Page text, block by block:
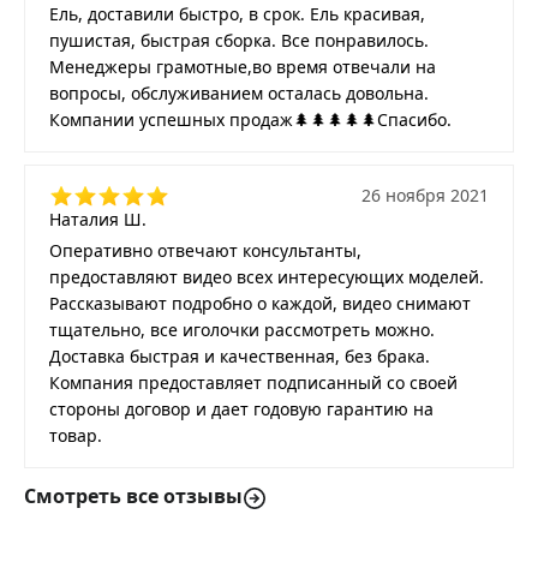
Ель, доставили быстро, в срок. Ель красивая,
пушистая, быстрая сборка. Все понравилось.
Менеджеры грамотные,во время отвечали на
вопросы, обслуживанием осталась довольна.
Компании успешных продаж🌲🌲🌲🌲🌲Спасибо.
Наталия Ш.
26 ноября 2021
Оперативно отвечают консультанты,
предоставляют видео всех интересующих моделей.
Рассказывают подробно о каждой, видео снимают
тщательно, все иголочки рассмотреть можно.
Доставка быстрая и качественная, без брака.
Компания предоставляет подписанный со своей
стороны договор и дает годовую гарантию на
товар.
Смотреть все отзывы